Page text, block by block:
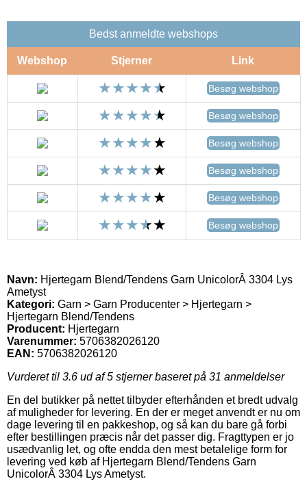
Bedst anmeldte webshops
Webshop Stjerner Link
Besøg webshop
Besøg webshop
Besøg webshop
Besøg webshop
Besøg webshop
Besøg webshop
Navn: Hjertegarn Blend/Tendens Garn UnicolorÂ 3304 Lys
Ametyst
Kategori: Garn > Garn Producenter > Hjertegarn >
Hjertegarn Blend/Tendens
Producent: Hjertegarn
Varenummer: 5706382026120
EAN: 5706382026120
Vurderet til 3.6 ud af 5 stjerner baseret på 31 anmeldelser
En del butikker på nettet tilbyder efterhånden et bredt udvalg
af muligheder for levering. En der er meget anvendt er nu om
dage levering til en pakkeshop, og så kan du bare gå forbi
efter bestillingen præcis når det passer dig. Fragttypen er jo
usædvanlig let, og ofte endda den mest betalelige form for
levering ved køb af Hjertegarn Blend/Tendens Garn
UnicolorÂ 3304 Lys Ametyst.